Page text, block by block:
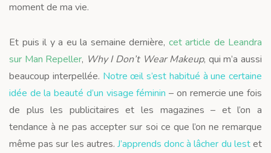
moment de ma vie.
Et puis il y a eu la semaine dernière, cet article de Leandra
sur Man Repeller, Why I Don’t Wear Makeup, qui m’a aussi
beaucoup interpellée. Notre œil s’est habitué à une certaine
idée de la beauté d’un visage féminin – on remercie une fois
de plus les publicitaires et les magazines – et l’on a
tendance à ne pas accepter sur soi ce que l’on ne remarque
même pas sur les autres. J’apprends donc à lâcher du lestet